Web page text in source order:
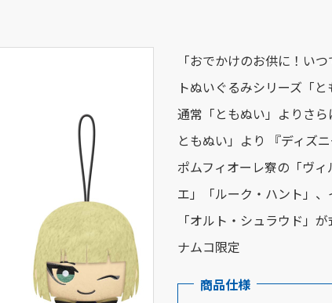
「おでかけのお供に！い
トぬいぐるみシリーズ「と
通常「ともぬい」よりさ
ともぬい」より 『ディズ
ポムフィオーレ寮の「ヴ
エ」「ルーク・ハント」
「オルト・シュラウド」
ナムコ限定
商品仕様